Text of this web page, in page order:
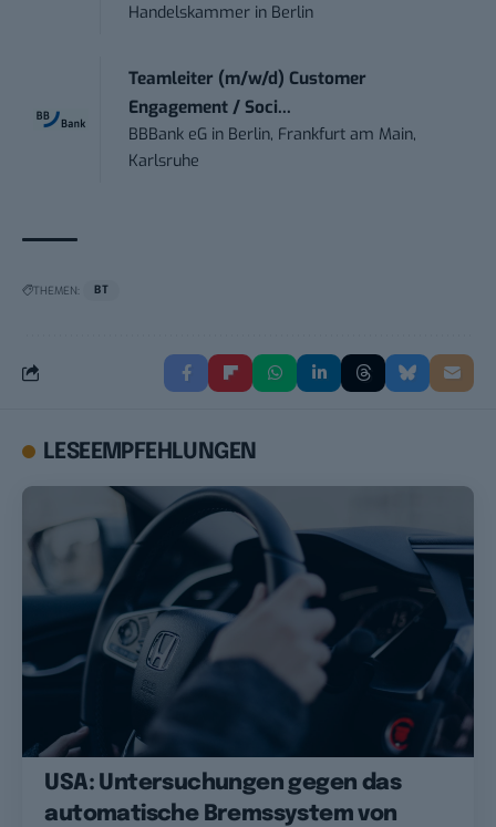
Handelskammer in Berlin
Teamleiter (m/w/d) Customer
Engagement / Soci...
BBBank eG in Berlin, Frankfurt am Main,
Karlsruhe
THEMEN: BT
LESEEMPFEHLUNGEN
USA: Untersuchungen gegen das
automatische Bremssystem von